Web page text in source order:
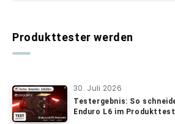
Produkttester werden
30. Juli 2026
Testergebnis: So
Enduro L6 im